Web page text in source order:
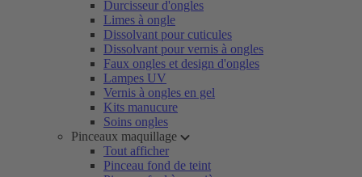
Durcisseur d'ongles
Limes à ongle
Dissolvant pour cuticules
Dissolvant pour vernis à ongles
Faux ongles et design d'ongles
Lampes UV
Vernis à ongles en gel
Kits manucure
Soins ongles
Pinceaux maquillage
Tout afficher
Pinceau fond de teint